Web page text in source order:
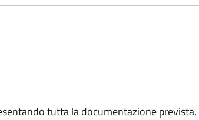
tutta la documentazione